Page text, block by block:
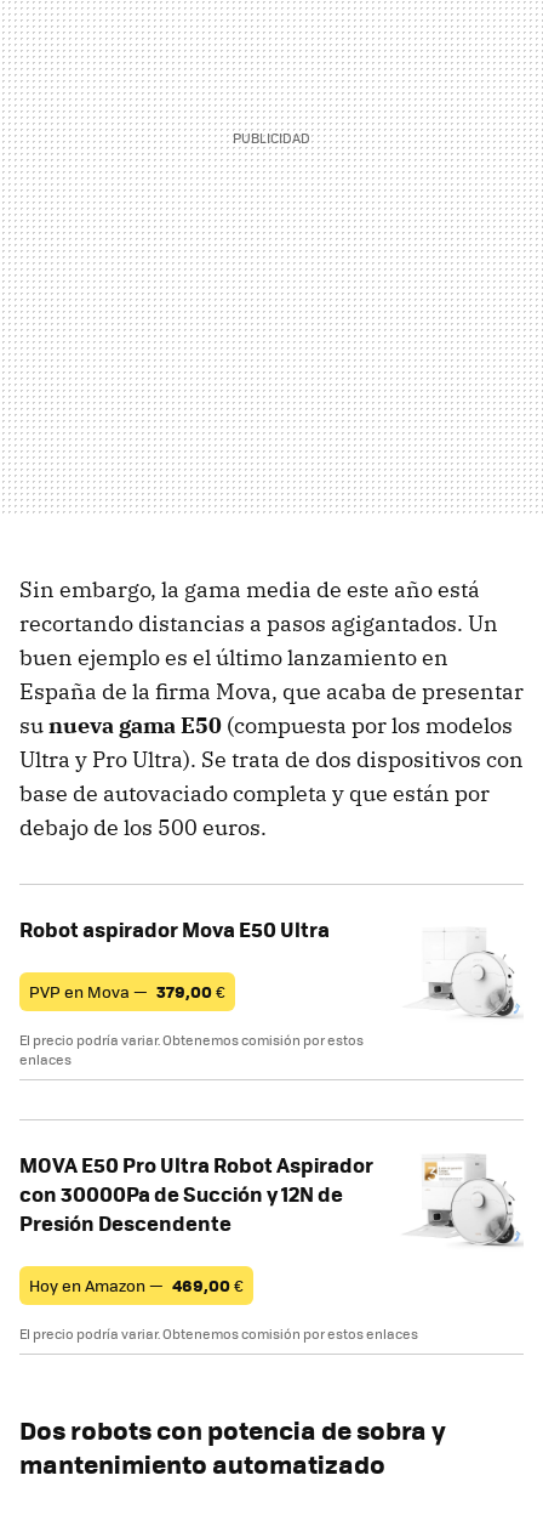
Sin embargo, la gama media de este año está
recortando distancias a pasos agigantados. Un
buen ejemplo es el último lanzamiento en
España de la firma Mova, que acaba de presentar
sunueva gama E50 (compuesta por los modelos
Ultra y Pro Ultra). Se trata de dos dispositivos con
base de autovaciado completa y que están por
debajo de los 500 euros.
Robot aspirador Mova E50 Ultra
PVP en Mova — 379,00€
El precio podría variar. Obtenemos comisión por estos
enlaces
MOVA E50 Pro Ultra Robot Aspirador
con 30000Pa de Succión y 12N de
Presión Descendente
Hoy en Amazon — 469,00€
El precio podría variar. Obtenemos comisión por estos enlaces
Dos robots con potencia de sobra y
mantenimiento automatizado